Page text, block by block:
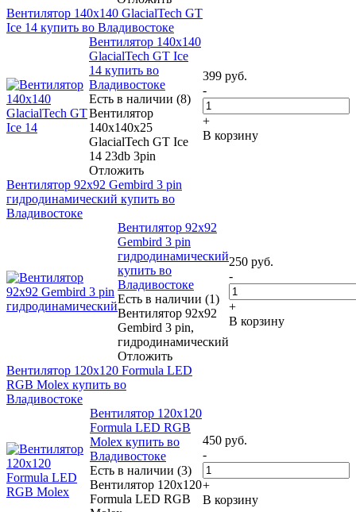
Вентилятор 140x140 GlacialTech GT
Ice 14 купить во Владивостоке
Вентилятор 140x140
GlacialTech GT Ice
14 купить во
Владивостоке
Есть в наличии (8)
Вентилятор
140x140x25
GlacialTech GT Ice
14 23db 3pin
Отложить
399 руб.
-
+
В корзину
Вентилятор 92x92 Gembird 3 pin
гидродинамический купить во
Владивостоке
Вентилятор 92x92
Gembird 3 pin
гидродинамический
купить во
Владивостоке
Есть в наличии (1)
Вентилятор 92x92
Gembird 3 pin,
гидродинамический
Отложить
250 руб.
-
+
В корзину
Вентилятор 120x120 Formula LED
RGB Molex купить во
Владивостоке
Вентилятор 120x120
Formula LED RGB
Molex купить во
Владивостоке
Есть в наличии (3)
Вентилятор 120x120
Formula LED RGB
450 руб.
-
+
В корзину